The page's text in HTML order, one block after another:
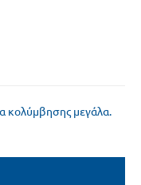
κολύμβησης μεγάλα.